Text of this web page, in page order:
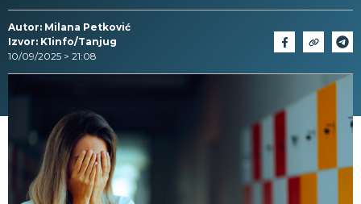
Autor: Milana Petković
Izvor: K1info/Tanjug
10/09/2025 > 21:08